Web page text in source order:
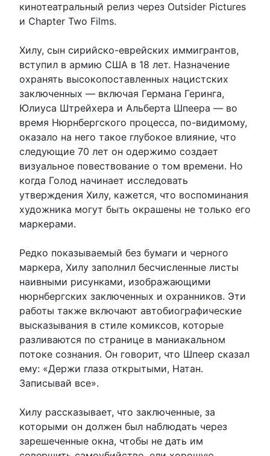
кинотеатральный релиз через Outsider Pictures
и Chapter Two Films.
Хилу, сын сирийско-еврейских иммигрантов,
вступил в армию США в 18 лет. Назначение
охранять высокопоставленных нацистских
заключенных — включая Германа Геринга,
Юлиуса Штрейхера и Альберта Шпеера — во
время Нюрнбергского процесса, по-видимому,
оказало на него такое глубокое влияние, что
следующие 70 лет он одержимо создает
визуальное повествование о том времени. Но
когда Голод начинает исследовать
утверждения Хилу, кажется, что воспоминания
художника могут быть окрашены не только его
маркерами.
Редко показываемый без бумаги и черного
маркера, Хилу заполнил бесчисленные листы
наивными рисунками, изображающими
нюрнбергских заключенных и охранников. Эти
работы также включают автобиографические
высказывания в стиле комиксов, которые
разливаются по странице в маниакальном
потоке сознания. Он говорит, что Шпеер сказал
ему: «Держи глаза открытыми, Натан.
Записывай все».
Хилу рассказывает, что заключенные, за
которыми он должен был наблюдать через
зарешеченные окна, чтобы не дать им